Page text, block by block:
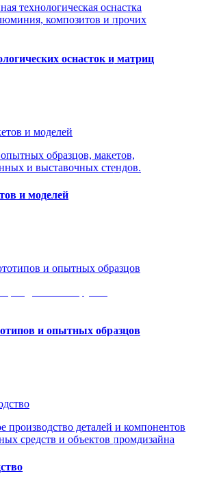
технологическая оснастка
композитов и прочих
оснасток и матриц
образцов, макетов,
и выставочных стендов.
и моделей
и опытных образцов
производство деталей и компонентов
средств и объектов промдизайна